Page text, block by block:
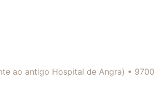
ao antigo Hospital de Angra) •